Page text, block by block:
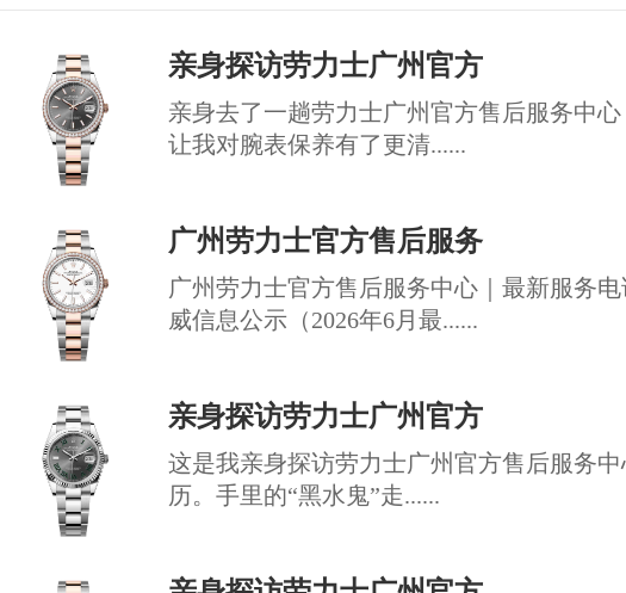
亲身探访劳力士广州官方
亲身去了一趟劳力士广州官方售后服务中
让我对腕表保养有了更清......
广州劳力士官方售后服务
广州劳力士官方售后服务中心｜最新服务
威信息公示（2026年6月最......
亲身探访劳力士广州官方
这是我亲身探访劳力士广州官方售后服务
历。手里的“黑水鬼”走......